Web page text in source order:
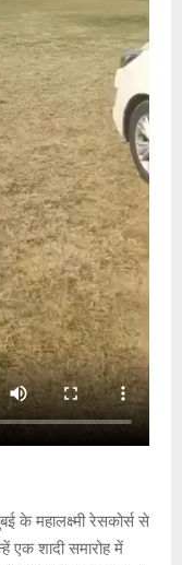
के महालक्ष्मी रेसकोर्स से
एक शादी समारोह में